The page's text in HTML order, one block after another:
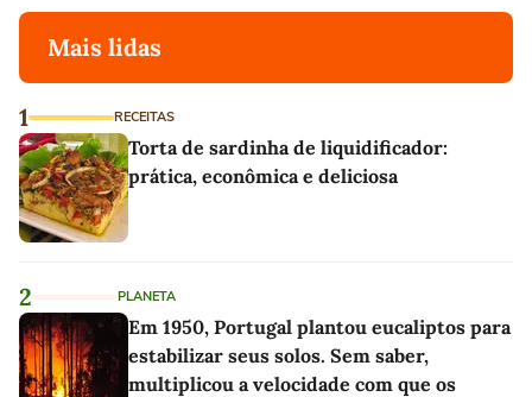
Mais lidas
1 RECEITAS
Torta de sardinha de liquidificador:
prática, econômica e deliciosa
2 PLANETA
Em 1950, Portugal plantou eucaliptos para
estabilizar seus solos. Sem saber,
multiplicou a velocidade com que os